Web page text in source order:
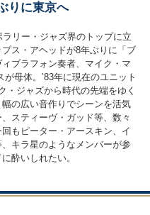
りに東京へ
リー・ジャズ界のトップに立
ス・アヘッドが8年ぶりに「ブ
ブラフォン奏者、マイク・マ
母体。’83年に現在のユニット
・ジャズから時代の先端をゆく
の広い音作りでシーンを活気
スティーヴ・ガッド等、数々
もピーター・アースキン、イ
キラ星のようなメンバーが参
酔いしれたい。